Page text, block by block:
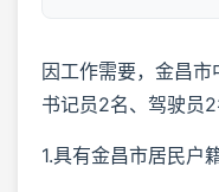
因工作需要，金昌
书记员2名、驾驶员2
1.具有金昌市居民户籍